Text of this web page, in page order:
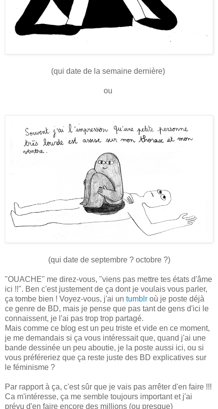
(qui date de la semaine dernière)
ou
(qui date de septembre ? octobre ?)
"OUACHE" me direz-vous, "viens pas mettre tes états d'âme
ici !!". Ben c'est justement de ça dont je voulais vous parler,
ça tombe bien ! Voyez-vous, j'ai un tumblr où je poste déjà
ce genre de BD, mais je pense que pas tant de gens d'ici le
connaissent, je l'ai pas trop trop partagé.
Mais comme ce blog est un peu triste et vide en ce moment,
je me demandais si ça vous intéressait que, quand j'ai une
bande dessinée un peu aboutie, je la poste aussi ici, ou si
vous préféreriez que ça reste juste des BD explicatives sur
le féminisme ?
Par rapport à ça, c'est sûr que je vais pas arrêter d'en faire !!!
Ca m'intéresse, ça me semble toujours important et j'ai
prévu d'en faire encore des millions (ou presque)